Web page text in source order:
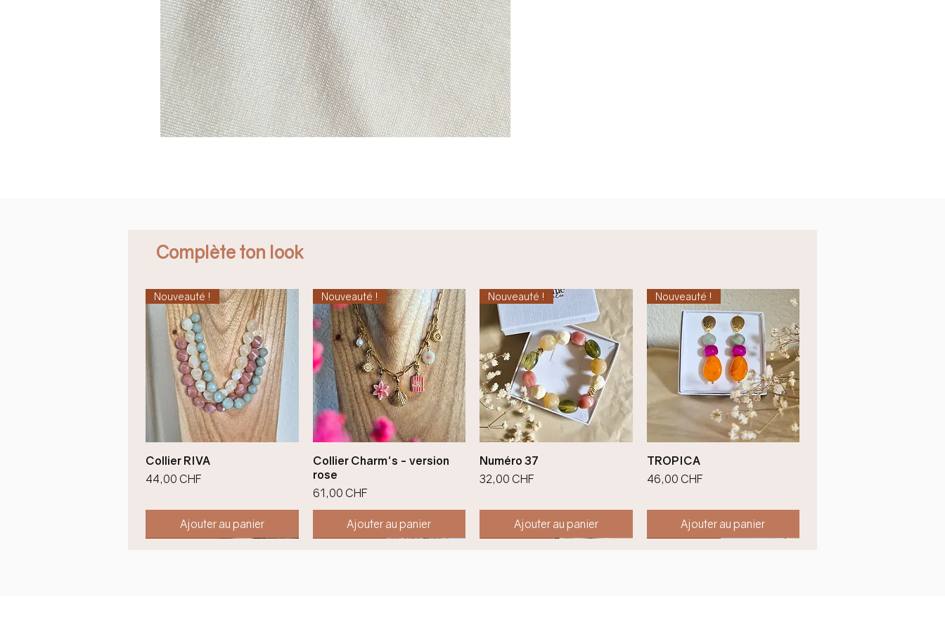
Complète ton look
Aperçu rapide
Nouveauté !
Collier RIVA
Prix
44,00 CHF
Ajouter au panier
Aperçu rapide
Nouveauté !
Collier Charm's - version
rose
Prix
61,00 CHF
Ajouter au panier
Aperçu rapide
Nouveauté !
Numéro 37
Prix
32,00 CHF
Ajouter au panier
Aperçu rapide
Nouveauté !
TROPICA
Prix
46,00 CHF
Ajouter au panier